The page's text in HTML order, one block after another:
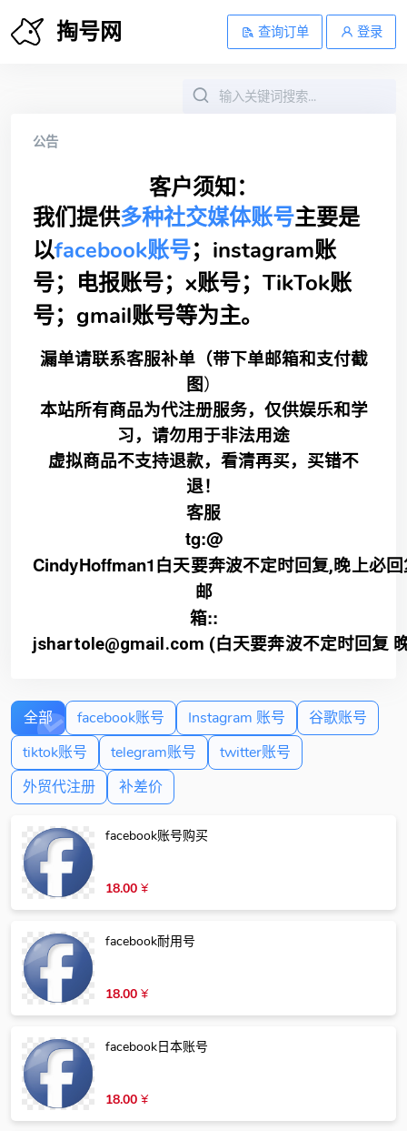
掏号网 查询订单 登录
公告
客户须知：
我们提供多种社交媒体账号主要是
以facebook账号；instagram账
号；电报账号；x账号；TikTok账
号；gmail账号等为主。
漏单请联系客服补单（带下单邮箱和支付截
图）
本站所有商品为代注册服务，仅供娱乐和学
习，请勿用于非法用途
虚拟商品不支持退款，看清再买，买错不
退！
客服
tg:@
CindyHoffman1 白天要奔波不定时回复,晚上必
邮
箱::
jshartole@gmail.com (白天要奔波不定时回复
全部 facebook账号 Instagram 账号
谷歌账号
tiktok账号
telegram账号
twitter账号
外贸代注册
补差价
facebook账号购买
18.00 ¥
facebook耐用号
18.00 ¥
facebook日本账号
18.00 ¥